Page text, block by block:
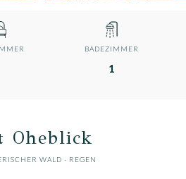
BADEZIMMER
1
Oheblick
WALD - REGEN